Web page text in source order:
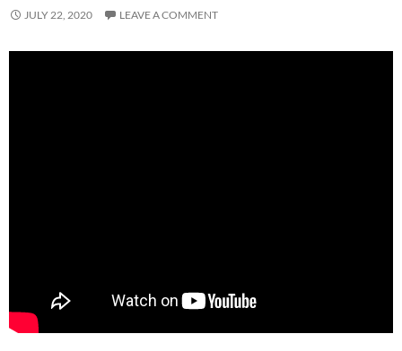
JULY 22, 2020 LEAVE A COMMENT